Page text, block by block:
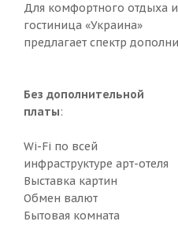
Для комфортного отдыха
гостиница «Украина»
предлагает спектр
Без дополнительной
платы:
Wi-Fi по всей
инфраструктуре арт-отеля
Выставка картин
Обмен валют
Бытовая комната